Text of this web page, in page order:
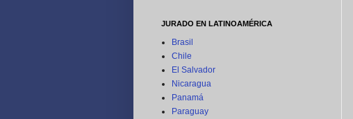
JURADO EN LATINOAMÉRICA
Brasil
Chile
El Salvador
Nicaragua
Panamá
Paraguay